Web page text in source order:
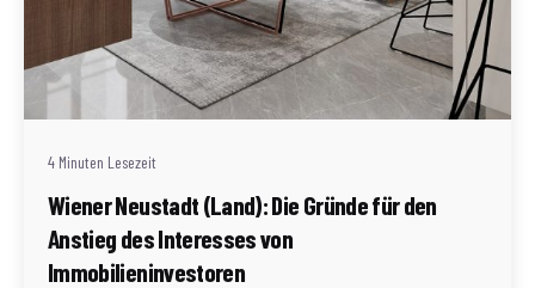
Geschrieben von
Redaktion Immofragen Wiener Neustadt Stadt /
Land
4 Minuten Lesezeit
Wiener Neustadt (Land): Die Gründe für den
Anstieg des Interesses von
Immobilieninvestoren